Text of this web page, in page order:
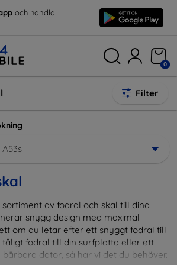
och handla
0
Filter
av fodral och skal till dina
snygg design med maximal
om du letar efter ett snyggt fodral till
tåligt fodral till din surfplatta eller ett
dator, så har vi det du behöver.